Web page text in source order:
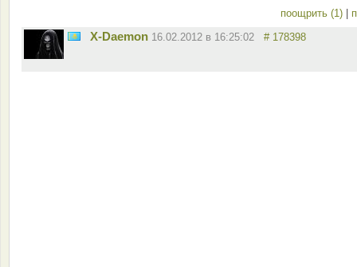
поощрить (1)
X-Daemon 16.02.2012 в 16:25:02 # 178398